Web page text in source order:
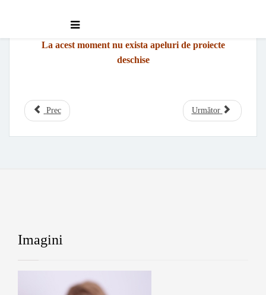
Apeluri deschise
La acest moment nu exista apeluri de proiecte
deschise
Prec Următor
Imagini